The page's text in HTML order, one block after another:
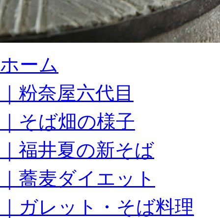
ン
ツ
プ
ホーム
｜粉奈屋六代目
｜そば畑の様子
｜福井夏の新そば
｜蕎麦ダイエット
｜ガレット・そば料理